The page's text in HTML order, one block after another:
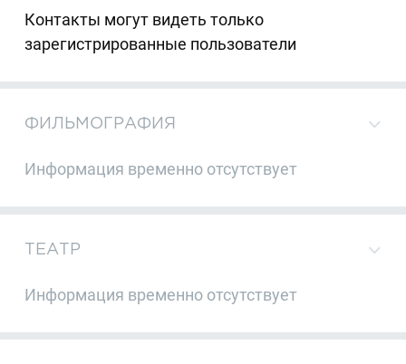
Контакты могут видеть только
зарегистрированные пользователи
ФИЛЬМОГРАФИЯ
Информация временно отсутствует
ТЕАТР
Информация временно отсутствует